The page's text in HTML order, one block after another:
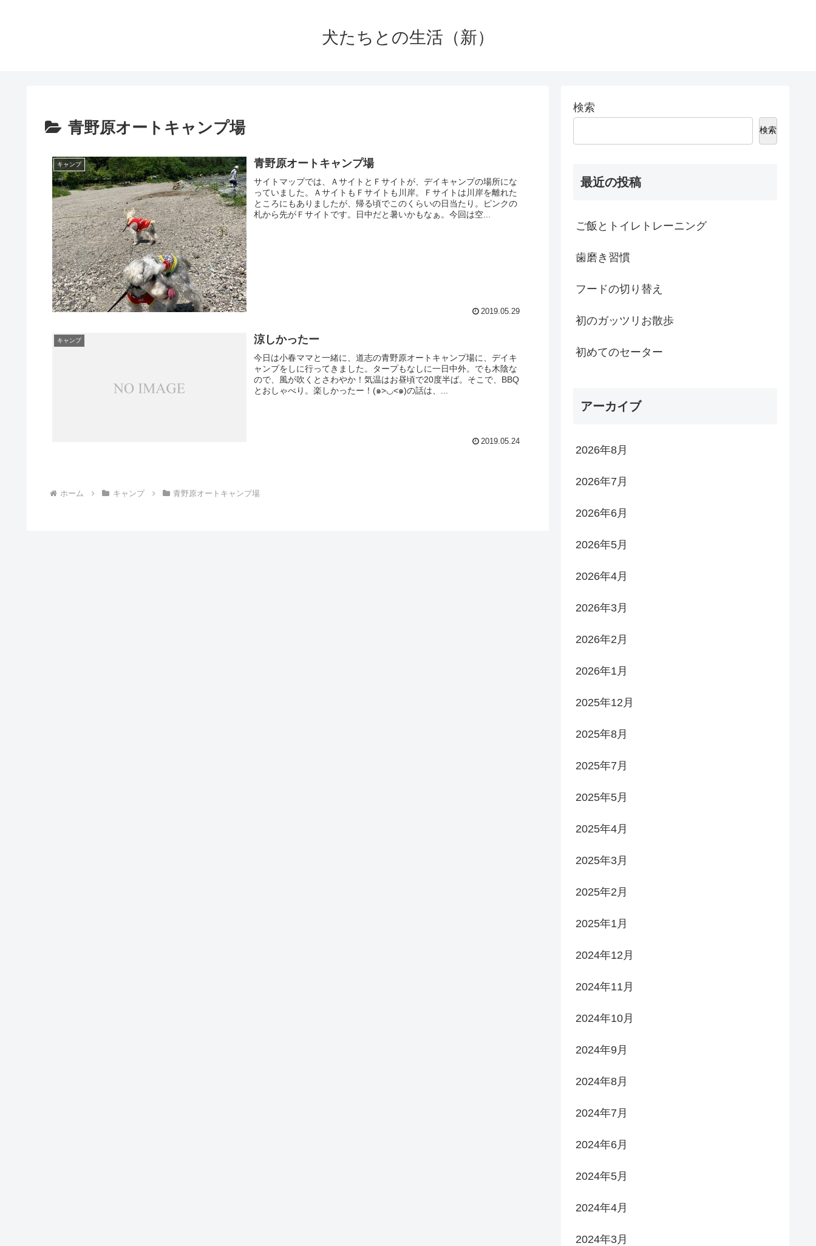
犬たちとの生活（新）
青野原オートキャンプ場
キャンプ 青野原オートキャンプ場
サイトマップでは、ＡサイトとＦサイトが、デイキャンプの場所にな
っていました。ＡサイトもＦサイトも川岸。Ｆサイトは川岸を離れた
ところにもありましたが、帰る頃でこのくらいの日当たり。ピンクの
札から先がＦサイトです。日中だと暑いかもなぁ。今回は空...
2019.05.29
キャンプ 涼しかったー
今日は小春ママと一緒に、道志の青野原オートキャンプ場に、デイキ
ャンプをしに行ってきました。タープもなしに一日中外。でも木陰な
ので、風が吹くとさわやか！気温はお昼頃で20度半ば。そこで、BBQ
とおしゃべり。楽しかったー！(๑>◡<๑)の話は、...
2019.05.24
ホーム キャンプ 青野原オートキャンプ場
検索
検索
最近の投稿
ご飯とトイレトレーニング
歯磨き習慣
フードの切り替え
初のガッツリお散歩
初めてのセーター
アーカイブ
2026年8月
2026年7月
2026年6月
2026年5月
2026年4月
2026年3月
2026年2月
2026年1月
2025年12月
2025年8月
2025年7月
2025年5月
2025年4月
2025年3月
2025年2月
2025年1月
2024年12月
2024年11月
2024年10月
2024年9月
2024年8月
2024年7月
2024年6月
2024年5月
2024年4月
2024年3月